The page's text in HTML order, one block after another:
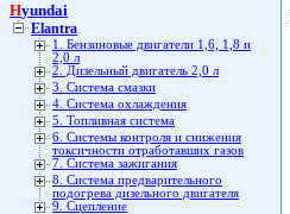
Hyundai
Elantra
1. Бензиновые двигатели 1,6, 1,8 и
2,0 л
2. Дизельный двигатель 2,0 л
3. Система смазки
4. Система охлаждения
5. Топливная система
6. Системы контроля и снижения
токсичности отработавших газов
7. Система зажигания
8. Система предварительного
подогрева дизельного двигателя
9. Сцепление